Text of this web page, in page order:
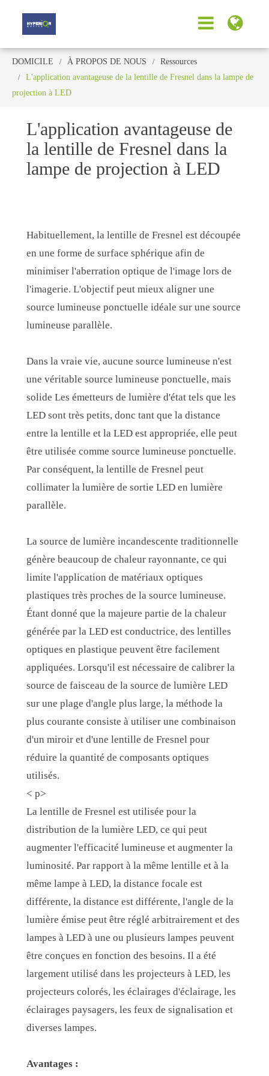
DOMICILE À PROPOS DE NOUS
Ressources
L'application avantageuse de la lentille de Fresnel dans la lampe de
projection à LED
L'application avantageuse de
la lentille de Fresnel dans la
lampe de projection à LED
Habituellement, la lentille de Fresnel est découpée
en une forme de surface sphérique afin de
minimiser l'aberration optique de l'image lors de
l'imagerie. L'objectif peut mieux aligner une
source lumineuse ponctuelle idéale sur une source
lumineuse parallèle.
Dans la vraie vie, aucune source lumineuse n'est
une véritable source lumineuse ponctuelle, mais
solide Les émetteurs de lumière d'état tels que les
LED sont très petits, donc tant que la distance
entre la lentille et la LED est appropriée, elle peut
être utilisée comme source lumineuse ponctuelle.
Par conséquent, la lentille de Fresnel peut
collimater la lumière de sortie LED en lumière
parallèle.
La source de lumière incandescente traditionnelle
génère beaucoup de chaleur rayonnante, ce qui
limite l'application de matériaux optiques
plastiques très proches de la source lumineuse.
Étant donné que la majeure partie de la chaleur
générée par la LED est conductrice, des lentilles
optiques en plastique peuvent être facilement
appliquées. Lorsqu'il est nécessaire de calibrer la
source de faisceau de la source de lumière LED
sur une plage d'angle plus large, la méthode la
plus courante consiste à utiliser une combinaison
d'un miroir et d'une lentille de Fresnel pour
réduire la quantité de composants optiques
utilisés.
< p>
La lentille de Fresnel est utilisée pour la
distribution de la lumière LED, ce qui peut
augmenter l'efficacité lumineuse et augmenter la
luminosité. Par rapport à la même lentille et à la
même lampe à LED, la distance focale est
différente, la distance est différente, l'angle de la
lumière émise peut être réglé arbitrairement et des
lampes à LED à une ou plusieurs lampes peuvent
être conçues en fonction des besoins. Il a été
largement utilisé dans les projecteurs à LED, les
projecteurs colorés, les éclairages d'éclairage, les
éclairages paysagers, les feux de signalisation et
diverses lampes.
Avantages :